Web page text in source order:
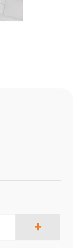
+